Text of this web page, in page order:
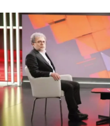
YAŞAM
YEREL YÖNETİMLER